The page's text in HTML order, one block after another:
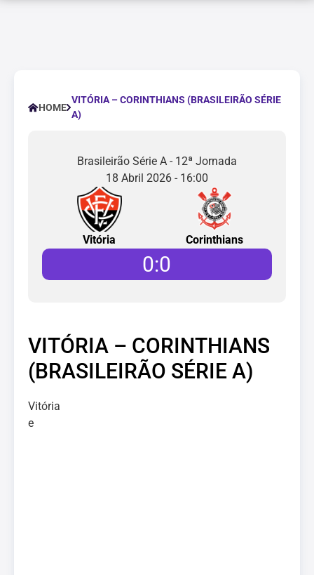
HOME
VITÓRIA – CORINTHIANS (BRASILEIRÃO SÉRIE
A)
Brasileirão Série A - 12ª Jornada
18 Abril 2026 - 16:00
Vitória Corinthians
0:0
VITÓRIA – CORINTHIANS
(BRASILEIRÃO SÉRIE A)
Vitória
e